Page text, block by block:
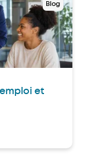
Blog
et